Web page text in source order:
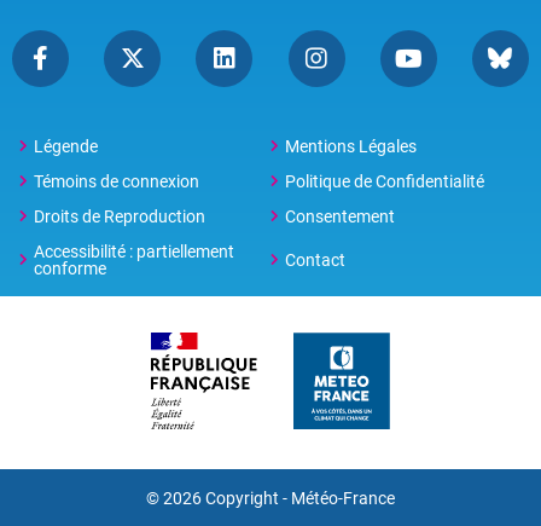
Légende
Mentions Légales
Témoins de connexion
Politique de Confidentialité
Droits de Reproduction
Consentement
Accessibilité : partiellement
conforme
Contact
© 2026 Copyright - Météo-France